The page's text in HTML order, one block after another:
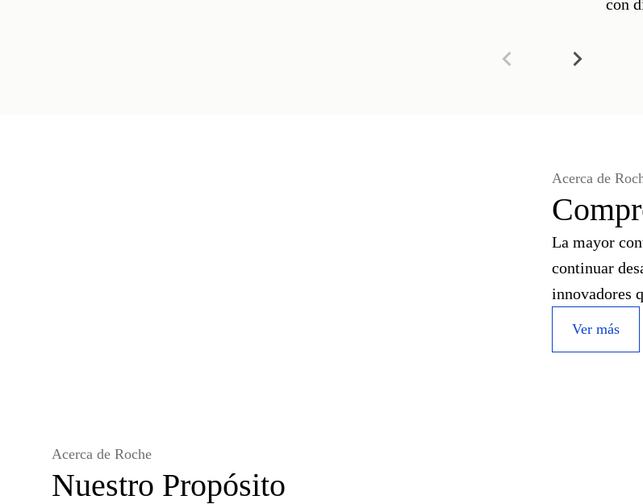
con
Acerca de
La mayor
continuar
innovadores
Ver más
Acerca de Roche
Nuestro Propósito